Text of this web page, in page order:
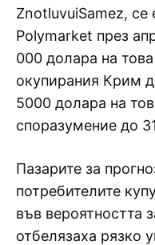
ZnotluvuiSamez,
Polymarket през
000 долара на
окупирания Крим
5000 долара на
споразумение до
Пазарите за
потребителите
във вероятността
отбелязаха рязко